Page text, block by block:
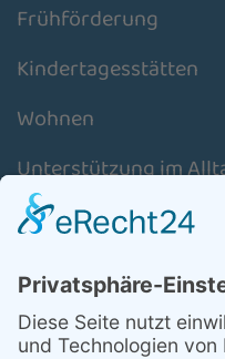
Frühförderung
Kindertagesstätten
Wohnen
Unterstützung im
Schulassistenz
Aktuelles
Über uns